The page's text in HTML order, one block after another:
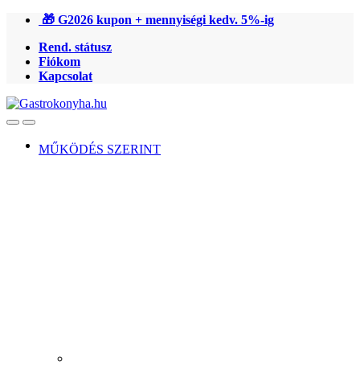
Ugrás
navigációhoz
Ugrás
tartalomra
🎁 G2026 kupon + mennyiségi kedv. 5%-ig
Rend. státusz
Fiókom
Kapcsolat
OpenClose
MŰKÖDÉS SZERINT